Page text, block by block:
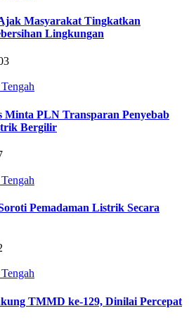
Masyarakat Tingkatkan
Lingkungan
Minta PLN Transparan Penyebab
Bergilir
Pemadaman Listrik Secara
TMMD ke-129, Dinilai Percepat